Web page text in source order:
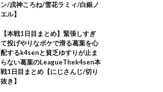
ン/戌神ころね/雪花ラミィ/白銀ノ
エル】
【本戦1日目まとめ】緊張しすぎ
て投げやりなボケで滑る葛葉を心
配するk4senと貧乏ゆすりが止ま
らない葛葉のLeagueThek4sen本
戦1日目まとめ【にじさんじ/切り
抜き】